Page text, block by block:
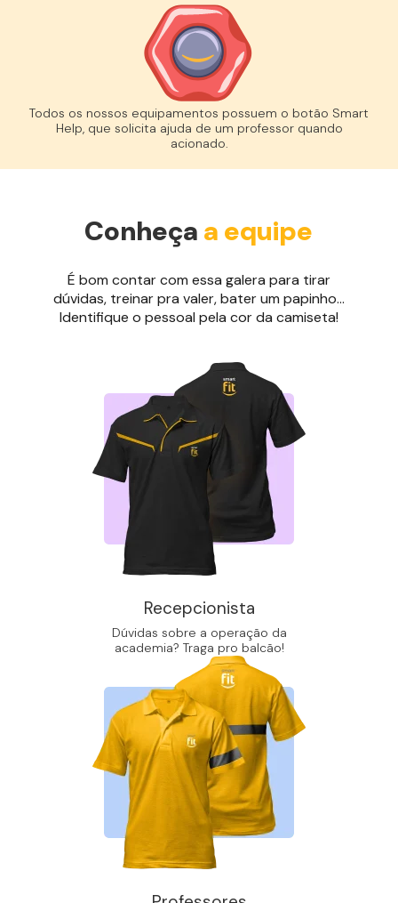
Todos os nossos equipamentos possuem o botão Smart
Help, que solicita ajuda de um professor quando
acionado.
Conheça a equipe
É bom contar com essa galera para tirar
dúvidas, treinar pra valer, bater um papinho...
Identifique o pessoal pela cor da camiseta!
Recepcionista
Dúvidas sobre a operação da
academia? Traga pro balcão!